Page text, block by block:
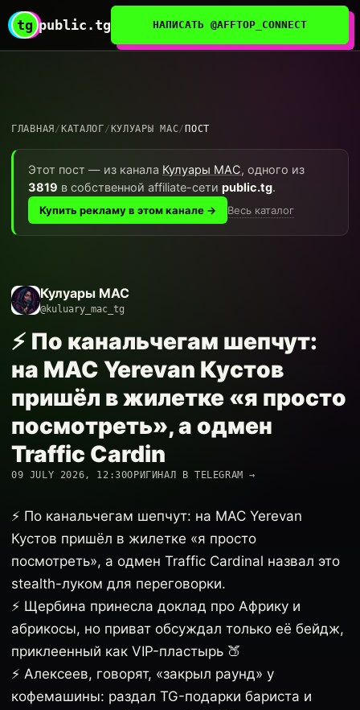
tg public.tg НАПИСАТЬ @AFFTOP_CONNECT
ГЛАВНАЯ / КАТАЛОГ/ КУЛУАРЫ MAC/ ПОСТ
Этот пост — из канала Кулуары MAC, одного из
3819 в собственной affiliate-сети public.tg.
Купить рекламу в этом канале → Весь каталог
Кулуары MAC
@kuluary_mac_tg
⚡️ По канальчегам шепчут:
на MAC Yerevan Кустов
пришёл в жилетке «я просто
посмотреть», а одмен
Traffic Cardin
09 JULY 2026, 12:30ОРИГИНАЛ В TELEGRAM →
⚡️ По канальчегам шепчут: на MAC Yerevan
Кустов пришёл в жилетке «я просто
посмотреть», а одмен Traffic Cardinal назвал это
stealth-луком для переговорки.
⚡️ Щербина принесла доклад про Африку и
абрикосы, но приват обсуждал только её бейдж,
приклеенный как VIP-пластырь 🍑
⚡️ Алексеев, говорят, «закрыл раунд» у
кофемашины: раздал TG-подарки бариста и